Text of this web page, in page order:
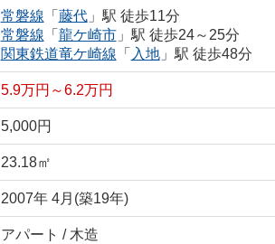
常磐線 「 藤代」駅 徒歩11分
常磐線 「 龍ケ崎市」駅 徒歩24～25分
関東鉄道竜ケ崎線 「 入地」駅 徒歩48分
5.9万円～6.2万円
5,000円
23.18㎡
2007年 4月(築19年)
アパート / 木造